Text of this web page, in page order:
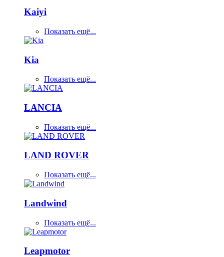
Kaiyi
Показать ещё...
Kia
Показать ещё...
LANCIA
Показать ещё...
LAND ROVER
Показать ещё...
Landwind
Показать ещё...
Leapmotor